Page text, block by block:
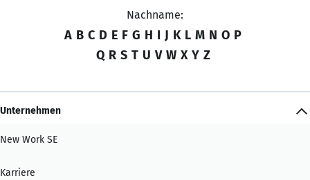
Nachname:
A B C D E F G H I J K L M N O P
Q R S T U V W X Y Z
Unternehmen
New Work SE
Karriere